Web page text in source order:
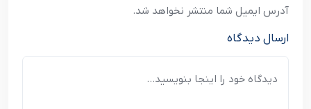
آدرس ایمیل شما منتشر نخواهد شد.
ارسال دیدگاه